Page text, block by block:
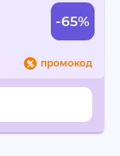
-65%
промокод